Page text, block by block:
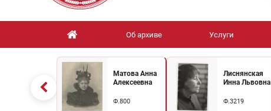
Об архиве Услуги
Матова Анна
Алексеевна
Ф.800
Лиснянская
Инна Львовна
Ф.3219